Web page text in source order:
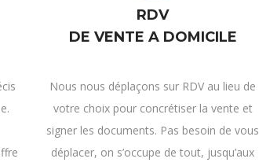
RDV
DE VENTE A DOMICILE
Nous nous déplaçons sur RDV au lieu de
votre choix pour concrétiser la vente et
signer les documents. Pas besoin de vous
déplacer, on s’occupe de tout, jusqu’aux